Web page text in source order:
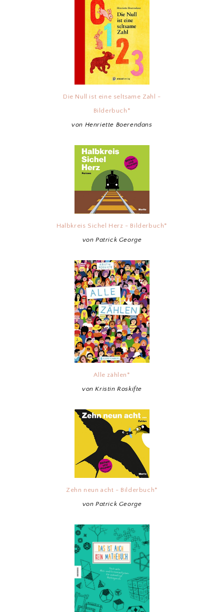
Die Null ist eine seltsame Zahl -
Bilderbuch*
von Henriette Boerendans
Halbkreis Sichel Herz - Bilderbuch*
von Patrick George
Alle zählen*
von Kristin Roskifte
Zehn neun acht - Bilderbuch*
von Patrick George